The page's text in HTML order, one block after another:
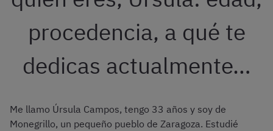
procedencia, a qué te
dedicas actualmente…
Me llamo Úrsula Campos, tengo 33 años y soy de
Monegrillo, un pequeño pueblo de Zaragoza. Estudié